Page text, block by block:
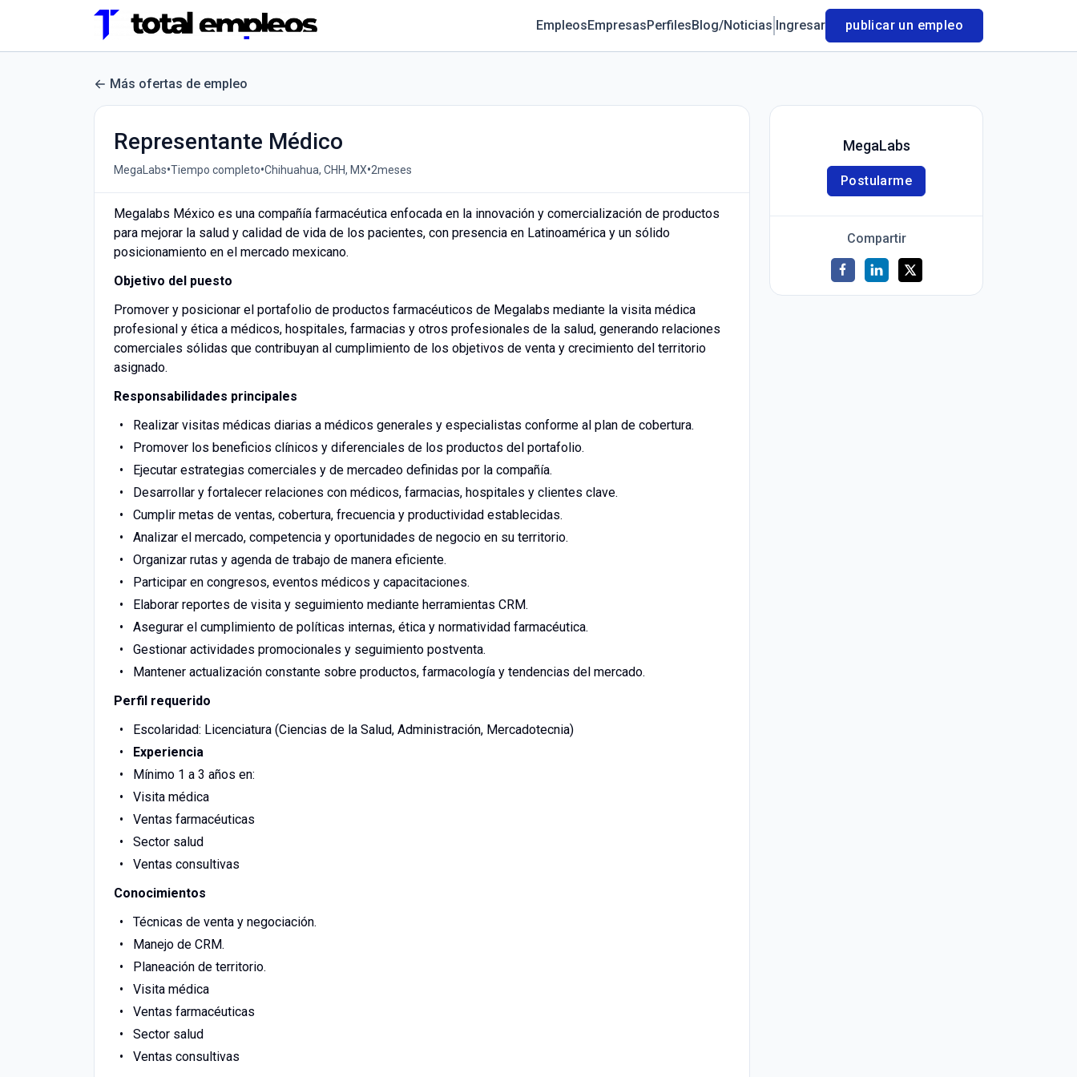
EmpleosEmpresasPerfilesBlog/Noticias Ingresar publicar un empleo
Más ofertas de empleo
Representante Médico
MegaLabs•Tiempo completo•Chihuahua, CHH, MX•2meses
Megalabs México es una compañía farmacéutica enfocada en la innovación y comercialización de productos
para mejorar la salud y calidad de vida de los pacientes, con presencia en Latinoamérica y un sólido
posicionamiento en el mercado mexicano.
Objetivo del puesto
Promover y posicionar el portafolio de productos farmacéuticos de Megalabs mediante la visita médica
profesional y ética a médicos, hospitales, farmacias y otros profesionales de la salud, generando relaciones
comerciales sólidas que contribuyan al cumplimiento de los objetivos de venta y crecimiento del territorio
asignado.
Responsabilidades principales
Realizar visitas médicas diarias a médicos generales y especialistas conforme al plan de cobertura.
Promover los beneficios clínicos y diferenciales de los productos del portafolio.
Ejecutar estrategias comerciales y de mercadeo definidas por la compañía.
Desarrollar y fortalecer relaciones con médicos, farmacias, hospitales y clientes clave.
Cumplir metas de ventas, cobertura, frecuencia y productividad establecidas.
Analizar el mercado, competencia y oportunidades de negocio en su territorio.
Organizar rutas y agenda de trabajo de manera eficiente.
Participar en congresos, eventos médicos y capacitaciones.
Elaborar reportes de visita y seguimiento mediante herramientas CRM.
Asegurar el cumplimiento de políticas internas, ética y normatividad farmacéutica.
Gestionar actividades promocionales y seguimiento postventa.
Mantener actualización constante sobre productos, farmacología y tendencias del mercado.
Perfil requerido
Escolaridad: Licenciatura (Ciencias de la Salud, Administración, Mercadotecnia)
Experiencia
Mínimo 1 a 3 años en:
Visita médica
Ventas farmacéuticas
Sector salud
Ventas consultivas
Conocimientos
Técnicas de venta y negociación.
Manejo de CRM.
Planeación de territorio.
Visita médica
Ventas farmacéuticas
Sector salud
Ventas consultivas
MegaLabs
Postularme
Compartir